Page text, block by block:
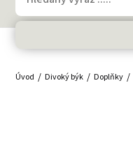
Úvod Divoký býk Doplňky